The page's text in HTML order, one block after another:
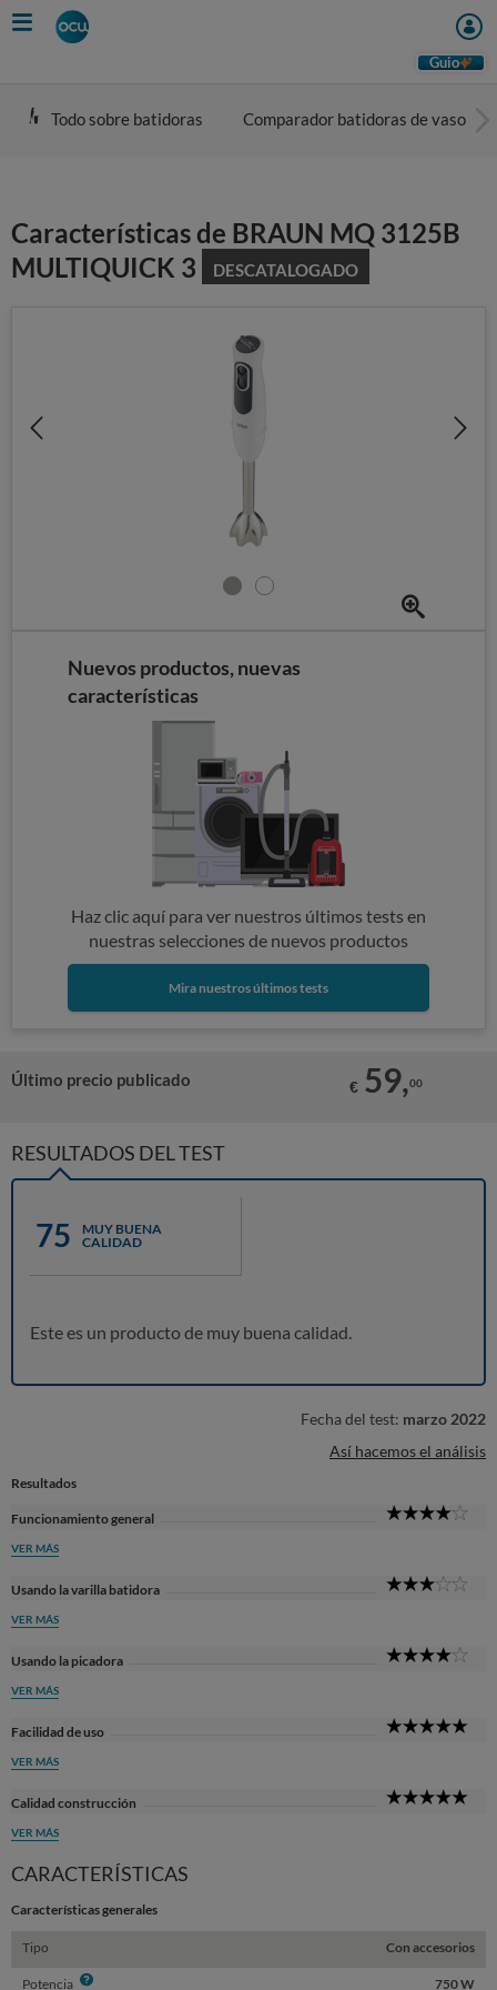
Skip
to
Guio
Todo sobre batidoras Comparador batidoras de vaso
Características de BRAUN MQ 3125B
MULTIQUICK 3
DESCATALOGADO
Nuevos productos, nuevas
características
Haz clic aquí para ver nuestros últimos tests en
nuestras selecciones de nuevos productos
Mira nuestros últimos tests
Último precio publicado € 59,00
RESULTADOS DEL TEST
75
MUY BUENA
CALIDAD
Este es un producto de muy buena calidad.
Fecha del test: marzo 2022
Así hacemos el análisis
Resultados
Funcionamiento general
VER MÁS
Usando la varilla batidora
VER MÁS
Usando la picadora
VER MÁS
Facilidad de uso
VER MÁS
Calidad construcción
VER MÁS
CARACTERÍSTICAS
Características generales
Tipo Con accesorios
Potencia Info 750 W